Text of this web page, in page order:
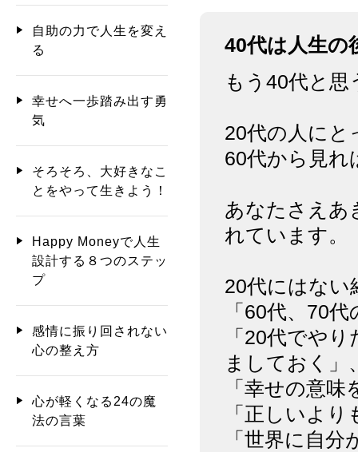
40代は人生の
もう40代と
20代の人にと
60代から見れ
あなたさえあ
れています。
20代にはない
「60代、70
「20代でや
ましておく」
「幸せの意
「正しいよ
「世界に自
自助の力で人生を変え
る
幸せへ一歩踏み出す勇
気
そろそろ、大好きなこ
とをやって生きよう！
Happy Moneyで人生
設計する８つのステッ
プ
感情に振り回されない
心の整え方
心が軽くなる24の魔
法の言葉